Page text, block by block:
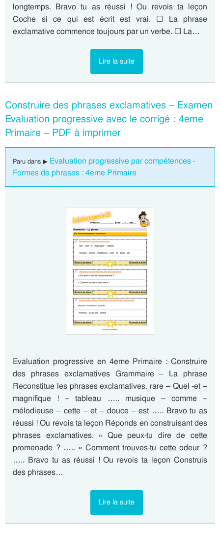
longtemps. Bravo tu as réussi ! Ou revois ta leçon
Coche si ce qui est écrit est vrai. ☐ La phrase
exclamative commence toujours par un verbe. ☐ La…
Lire la suite
Construire des phrases exclamatives – Examen
Evaluation progressive avec le corrigé : 4eme
Primaire – PDF à imprimer
Paru dans ▶ Evaluation progressive par compétences -
Formes de phrases : 4eme Primaire
Evaluation progressive en 4eme Primaire : Construire
des phrases exclamatives Grammaire – La phrase
Reconstitue les phrases exclamatives. rare – Quel -et –
magnifique ! – tableau ….. musique – comme –
mélodieuse – cette – et – douce – est ….. Bravo tu as
réussi ! Ou revois ta leçon Réponds en construisant des
phrases exclamatives. « Que peux-tu dire de cette
promenade ? ….. « Comment trouves-tu cette odeur ?
….. Bravo tu as réussi ! Ou revois ta leçon Construis
des phrases…
Lire la suite